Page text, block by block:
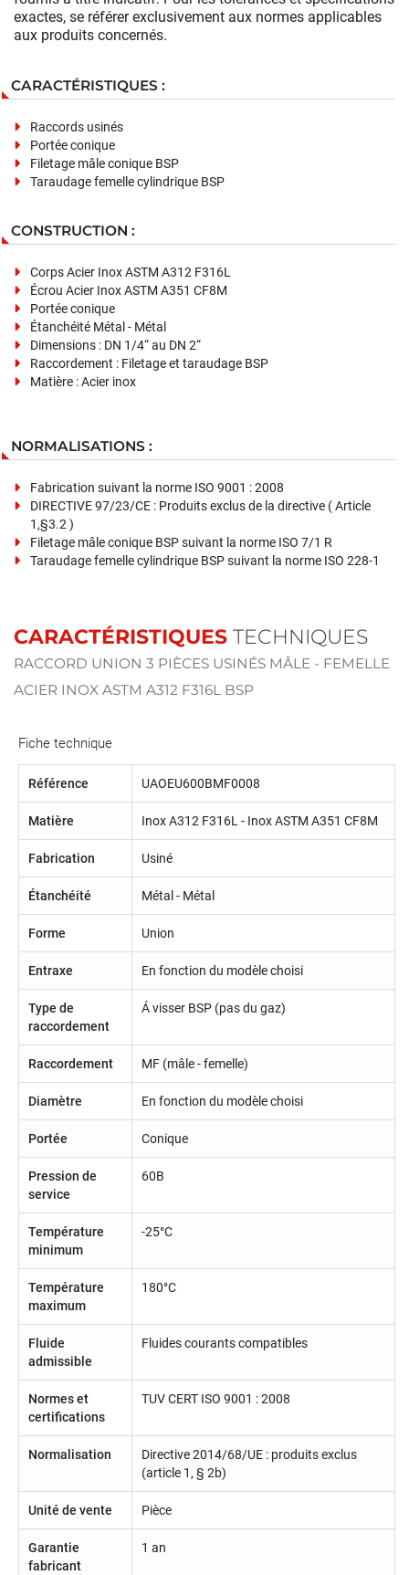
exactes, se référer exclusivement aux normes applicables
aux produits concernés.
CARACTÉRISTIQUES :
Raccords usinés
Portée conique
Filetage mâle conique BSP
Taraudage femelle cylindrique BSP
CONSTRUCTION :
Corps Acier Inox ASTM A312 F316L
Écrou Acier Inox ASTM A351 CF8M
Portée conique
Étanchéité Métal - Métal
Dimensions : DN 1/4“ au DN 2“
Raccordement : Filetage et taraudage BSP
Matière : Acier inox
NORMALISATIONS :
Fabrication suivant la norme ISO 9001 : 2008
DIRECTIVE 97/23/CE : Produits exclus de la directive ( Article
1,§3.2 )
Filetage mâle conique BSP suivant la norme ISO 7/1 R
Taraudage femelle cylindrique BSP suivant la norme ISO 228-1
CARACTÉRISTIQUES TECHNIQUES
RACCORD UNION 3 PIÈCES USINÉS MÂLE - FEMELLE
ACIER INOX ASTM A312 F316L BSP
Fiche technique
Référence UAOEU600BMF0008
Matière Inox A312 F316L - Inox ASTM A351 CF8M
Fabrication Usiné
Étanchéité Métal - Métal
Forme Union
Entraxe En fonction du modèle choisi
Type de
raccordement
Á visser BSP (pas du gaz)
Raccordement MF (mâle - femelle)
Diamètre En fonction du modèle choisi
Portée Conique
Pression de
service
60B
Température
minimum
-25°C
Température
maximum
180°C
Fluide
admissible
Fluides courants compatibles
Normes et
certifications
TUV CERT ISO 9001 : 2008
Normalisation
Directive 2014/68/UE : produits exclus
(article 1, § 2b)
Unité de vente Pièce
Garantie
fabricant
1 an